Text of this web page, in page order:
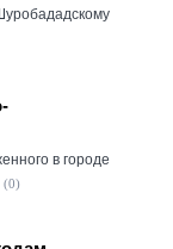
в городе
(0)